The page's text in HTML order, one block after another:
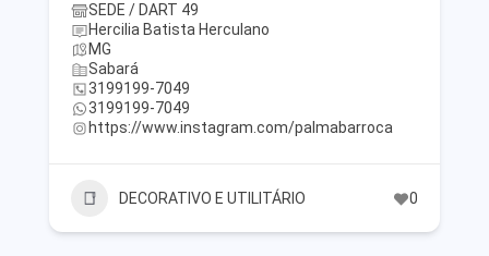
SEDE / DART 49
Hercilia Batista Herculano
MG
Sabará
3199199-7049
3199199-7049
https://www.instagram.com/palmabarroca
DECORATIVO E UTILITÁRIO 0